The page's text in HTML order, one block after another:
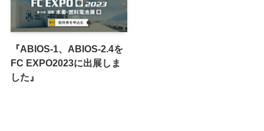
『ABIOS-1、ABIOS-2.4を
FC EXPO2023に出展しま
した』